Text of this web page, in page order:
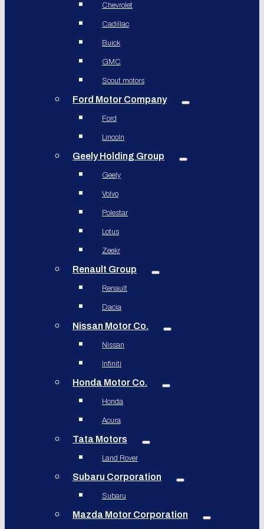
Chevrolet
Cadillac
Buick
GMC
Scout motors
Ford Motor Company
Ford
Lincoln
Geely Holding Group
Geely
Volvo
Polestar
Lotus
Zeekr
Renault Group
Renault
Dacia
Nissan Motor Co.
Nissan
Infiniti
Honda Motor Co.
Honda
Acura
Tata Motors
Land Rover
Subaru Corporation
Subaru
Mazda Motor Corporation